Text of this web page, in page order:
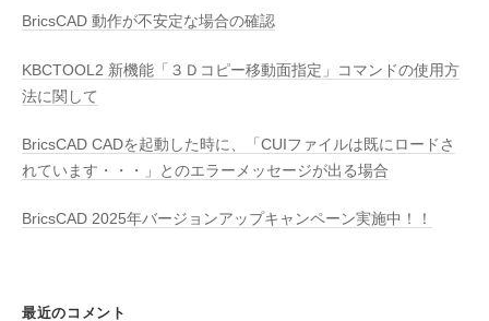
BricsCAD 動作が不安定な場合の確認
KBCTOOL2 新機能「３Ｄコピー移動面指定」コマンドの使用方
法に関して
BricsCAD CADを起動した時に、「CUIファイルは既にロードさ
れています・・・」とのエラーメッセージが出る場合
BricsCAD 2025年バージョンアップキャンペーン実施中！！
最近のコメント